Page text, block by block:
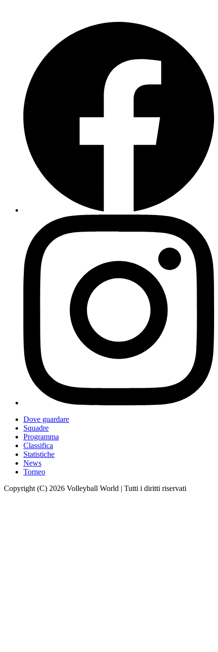
Dove guardare
Squadre
Programma
Classifica
Statistiche
News
Torneo
Copyright (C) 2026 Volleyball World | Tutti i diritti riservati